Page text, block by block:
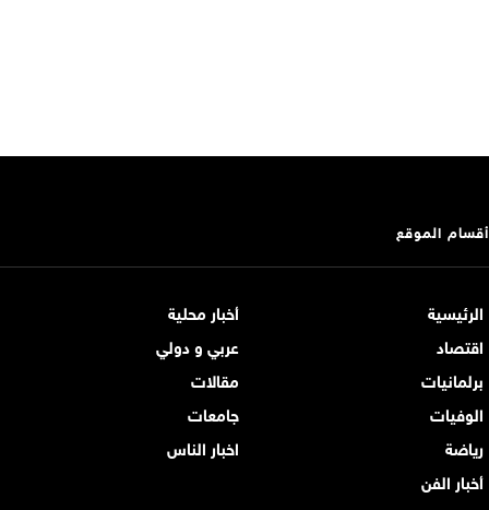
أقسام الموقع
الرئيسية
أخبار محلية
اقتصاد
عربي و دولي
برلمانيات
مقالات
الوفيات
جامعات
رياضة
اخبار الناس
أخبار الفن